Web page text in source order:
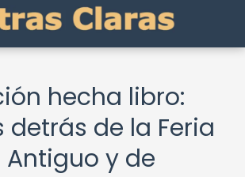
hecha libro:
detrás de la Feria
Antiguo y de